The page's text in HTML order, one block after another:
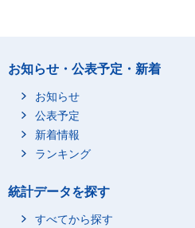
お知らせ・公表予定・新着
お知らせ
公表予定
新着情報
ランキング
統計データを探す
すべてから探す